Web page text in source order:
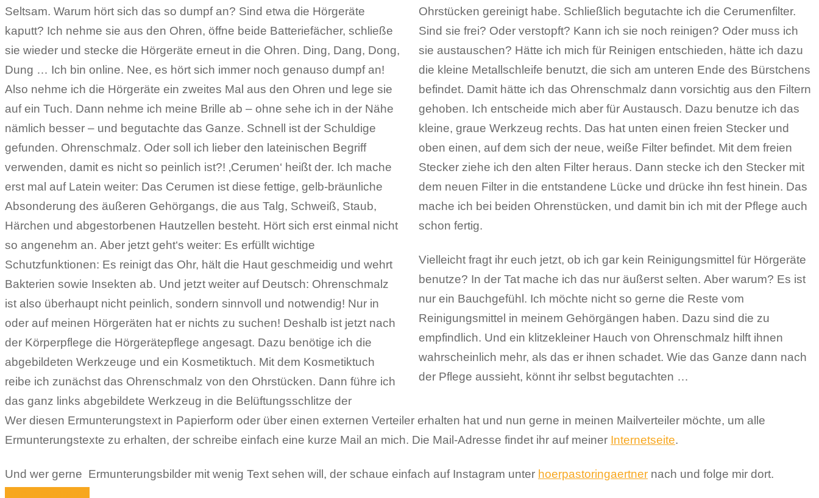
Seltsam. Warum hört sich das so dumpf an? Sind etwa die Hörgeräte
kaputt? Ich nehme sie aus den Ohren, öffne beide Batteriefächer, schließe
sie wieder und stecke die Hörgeräte erneut in die Ohren. Ding, Dang, Dong,
Dung … Ich bin online. Nee, es hört sich immer noch genauso dumpf an!
Also nehme ich die Hörgeräte ein zweites Mal aus den Ohren und lege sie
auf ein Tuch. Dann nehme ich meine Brille ab – ohne sehe ich in der Nähe
nämlich besser – und begutachte das Ganze. Schnell ist der Schuldige
gefunden. Ohrenschmalz. Oder soll ich lieber den lateinischen Begriff
verwenden, damit es nicht so peinlich ist?! ‚Cerumen‘ heißt der. Ich mache
erst mal auf Latein weiter: Das Cerumen ist diese fettige, gelb-bräunliche
Absonderung des äußeren Gehörgangs, die aus Talg, Schweiß, Staub,
Härchen und abgestorbenen Hautzellen besteht. Hört sich erst einmal nicht
so angenehm an. Aber jetzt geht‘s weiter: Es erfüllt wichtige
Schutzfunktionen: Es reinigt das Ohr, hält die Haut geschmeidig und wehrt
Bakterien sowie Insekten ab. Und jetzt weiter auf Deutsch: Ohrenschmalz
ist also überhaupt nicht peinlich, sondern sinnvoll und notwendig! Nur in
oder auf meinen Hörgeräten hat er nichts zu suchen! Deshalb ist jetzt nach
der Körperpflege die Hörgerätepflege angesagt. Dazu benötige ich die
abgebildeten Werkzeuge und ein Kosmetiktuch. Mit dem Kosmetiktuch
reibe ich zunächst das Ohrenschmalz von den Ohrstücken. Dann führe ich
das ganz links abgebildete Werkzeug in die Belüftungsschlitze der
Ohrstücken gereinigt habe. Schließlich begutachte ich die Cerumenfilter.
Sind sie frei? Oder verstopft? Kann ich sie noch reinigen? Oder muss ich
sie austauschen? Hätte ich mich für Reinigen entschieden, hätte ich dazu
die kleine Metallschleife benutzt, die sich am unteren Ende des Bürstchens
befindet. Damit hätte ich das Ohrenschmalz dann vorsichtig aus den Filtern
gehoben. Ich entscheide mich aber für Austausch. Dazu benutze ich das
kleine, graue Werkzeug rechts. Das hat unten einen freien Stecker und
oben einen, auf dem sich der neue, weiße Filter befindet. Mit dem freien
Stecker ziehe ich den alten Filter heraus. Dann stecke ich den Stecker mit
dem neuen Filter in die entstandene Lücke und drücke ihn fest hinein. Das
mache ich bei beiden Ohrenstücken, und damit bin ich mit der Pflege auch
schon fertig.
Vielleicht fragt ihr euch jetzt, ob ich gar kein Reinigungsmittel für Hörgeräte
benutze? In der Tat mache ich das nur äußerst selten. Aber warum? Es ist
nur ein Bauchgefühl. Ich möchte nicht so gerne die Reste vom
Reinigungsmittel in meinem Gehörgängen haben. Dazu sind die zu
empfindlich. Und ein klitzekleiner Hauch von Ohrenschmalz hilft ihnen
wahrscheinlich mehr, als das er ihnen schadet. Wie das Ganze dann nach
der Pflege aussieht, könnt ihr selbst begutachten …
Wer diesen Ermunterungstext in Papierform oder über einen externen Verteiler erhalten hat und nun gerne in meinen Mailverteiler möchte, um alle
Ermunterungstexte zu erhalten, der schreibe einfach eine kurze Mail an mich. Die Mail-Adresse findet ihr auf meiner Internetseite.
Und wer gerne Ermunterungsbilder mit wenig Text sehen will, der schaue einfach auf Instagram unter hoerpastoringaertner nach und folge mir dort.